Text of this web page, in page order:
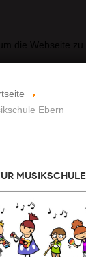
die Webseite zu
Ebern